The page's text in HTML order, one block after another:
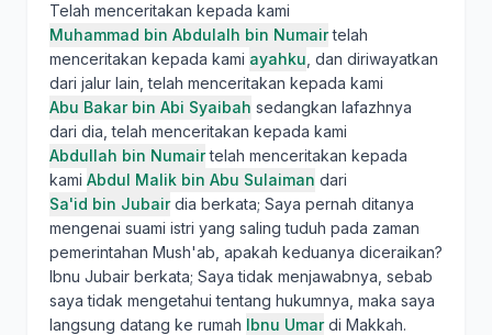
Telah menceritakan kepada kami
Muhammad bin Abdulalh bin Numairtelah
menceritakan kepada kami ayahku , dan diriwayatkan
dari jalur lain, telah menceritakan kepada kami
Abu Bakar bin Abi Syaibah sedangkan lafazhnya
dari dia, telah menceritakan kepada kami
Abdullah bin Numairtelah menceritakan kepada
kami Abdul Malik bin Abu Sulaiman dari
Sa'id bin Jubairdia berkata; Saya pernah ditanya
mengenai suami istri yang saling tuduh pada zaman
pemerintahan Mush'ab, apakah keduanya diceraikan?
Ibnu Jubair berkata; Saya tidak menjawabnya, sebab
saya tidak mengetahui tentang hukumnya, maka saya
langsung datang ke rumah Ibnu Umardi Makkah.